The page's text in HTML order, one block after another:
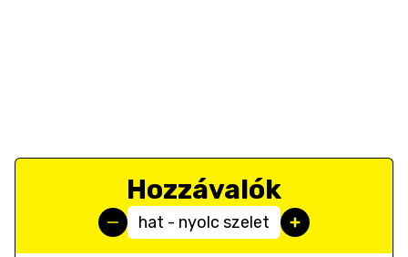
Hozzávalók
hat - nyolc szelet